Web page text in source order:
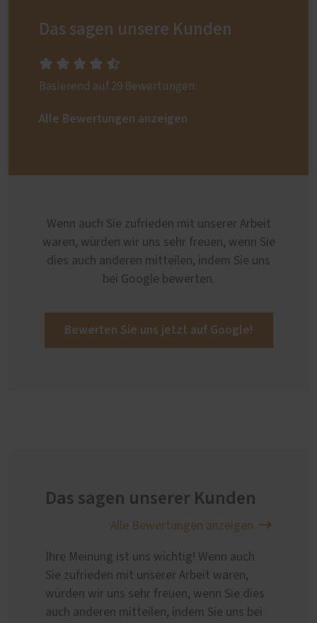
Das sagen unsere Kunden
Basierend auf 29 Bewertungen.
Alle Bewertungen anzeigen
Wenn auch Sie zufrieden mit unserer Arbeit
waren, würden wir uns sehr freuen, wenn Sie
dies auch anderen mitteilen, indem Sie uns
bei Google bewerten.
Bewerten Sie uns jetzt auf Google!
Das sagen unserer Kunden
Alle Bewertungen anzeigen
Ihre Meinung ist uns wichtig! Wenn auch
Sie zufrieden mit unserer Arbeit waren,
würden wir uns sehr freuen, wenn Sie dies
auch anderen mitteilen, indem Sie uns bei